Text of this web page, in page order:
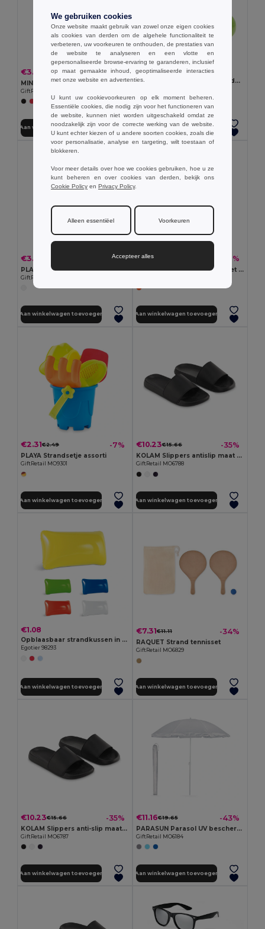
€3.33 €3.61 -8%
MINI MATCH Mini strand tennisset
GiftRetail MO1911
Aan winkelwagen toevoegen
€1.39
Opblaasbare strandbal van doorschijnend PVC
+1 Kleuren
Aan winkelwagen toevoegen
€3.35 -8%
PLAY Grote opblaasbare strandbal
GiftRetail MO8956
Aan winkelwagen toevoegen
€2.64 -9%
CATCH&PLAY Balspelletje met zuignappen
Aan winkelwagen toevoegen
€2.31€2.49 -7%
PLAYA Strandsetje assorti
GiftRetail MO9301
Aan winkelwagen toevoegen
€10.23€15.66 -35%
KOLAM Slippers antislip maat 44/45
GiftRetail MO6788
Aan winkelwagen toevoegen
€1.08
Opblaasbaar strandkussen in doorschijnend PVC
Egotier 98293
Aan winkelwagen toevoegen
€7.31€11.11 -34%
RAQUET Strand tennisset
GiftRetail MO6829
Aan winkelwagen toevoegen
€10.23€15.66 -35%
KOLAM Slippers anti-slip maat 42/43
GiftRetail MO6787
Aan winkelwagen toevoegen
€11.16€19.65 -43%
PARASUN Parasol UV bescherming Ø150cm
GiftRetail MO6184
Aan winkelwagen toevoegen
We gebruiken cookies
Onze website maakt gebruik van zowel onze eigen cookies
als cookies van derden om de algehele functionaliteit te
verbeteren, uw voorkeuren te onthouden, de prestaties van
de website te analyseren en een vlotte en
gepersonaliseerde browse-ervaring te garanderen, inclusief
op maat gemaakte inhoud, geoptimaliseerde interacties
met onze website en advertenties.
U kunt uw cookievoorkeuren op elk moment beheren.
Essentiële cookies, die nodig zijn voor het functioneren van
de website, kunnen niet worden uitgeschakeld omdat ze
noodzakelijk zijn voor de correcte werking van de website.
U kunt echter kiezen of u andere soorten cookies, zoals die
voor personalisatie, analyse en targeting, wilt toestaan of
blokkeren.
Voor meer details over hoe we cookies gebruiken, hoe u ze
kunt beheren en over cookies van derden, bekijk ons
Cookie Policy en Privacy Policy.
Alleen essentiëel Voorkeuren
Accepteer alles